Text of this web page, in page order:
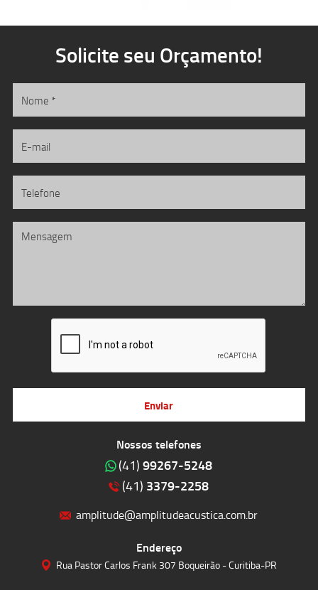
Nossos telefones
(41) 99267-5248
(41) 3379-2258
amplitude@amplitudeacustica.com.br
Endereço
Rua Pastor Carlos Frank 307 Boqueirão - Curitiba-PR
Solicite seu Orçamento!
Enviar